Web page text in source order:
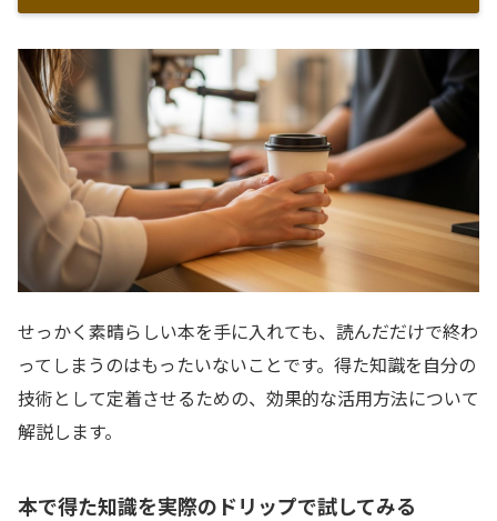
せっかく素晴らしい本を手に入れても、読んだだけで終わ
ってしまうのはもったいないことです。得た知識を自分の
技術として定着させるための、効果的な活用方法について
解説します。
本で得た知識を実際のドリップで試してみる